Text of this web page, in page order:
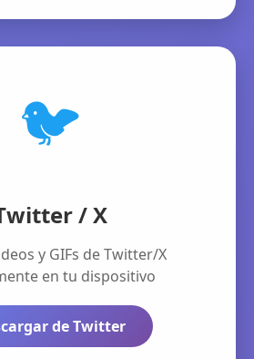
🐦
/ X
y GIFs de Twitter/X
en tu dispositivo
de Twitter